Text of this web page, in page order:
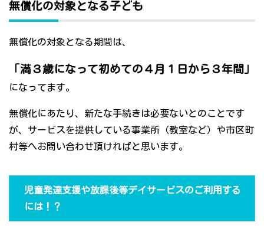
無償化の対象となる子ども
無償化の対象となる期間は、
「満３歳になって初めての４月１日から３年間」
になってます。
無償化にあたり、新たな手続きは必要ないとのことです
が、サービスを提供している事業所（教室など）や市区町
村等へお問い合わせ頂ければと思います。
児童発達支援や放課後等デイサービスのご利用する
には！？